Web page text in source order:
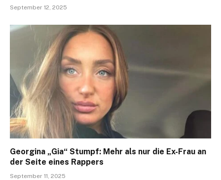
September 12, 2025
Georgina „Gia“ Stumpf: Mehr als nur die Ex-Frau an
der Seite eines Rappers
September 11, 2025